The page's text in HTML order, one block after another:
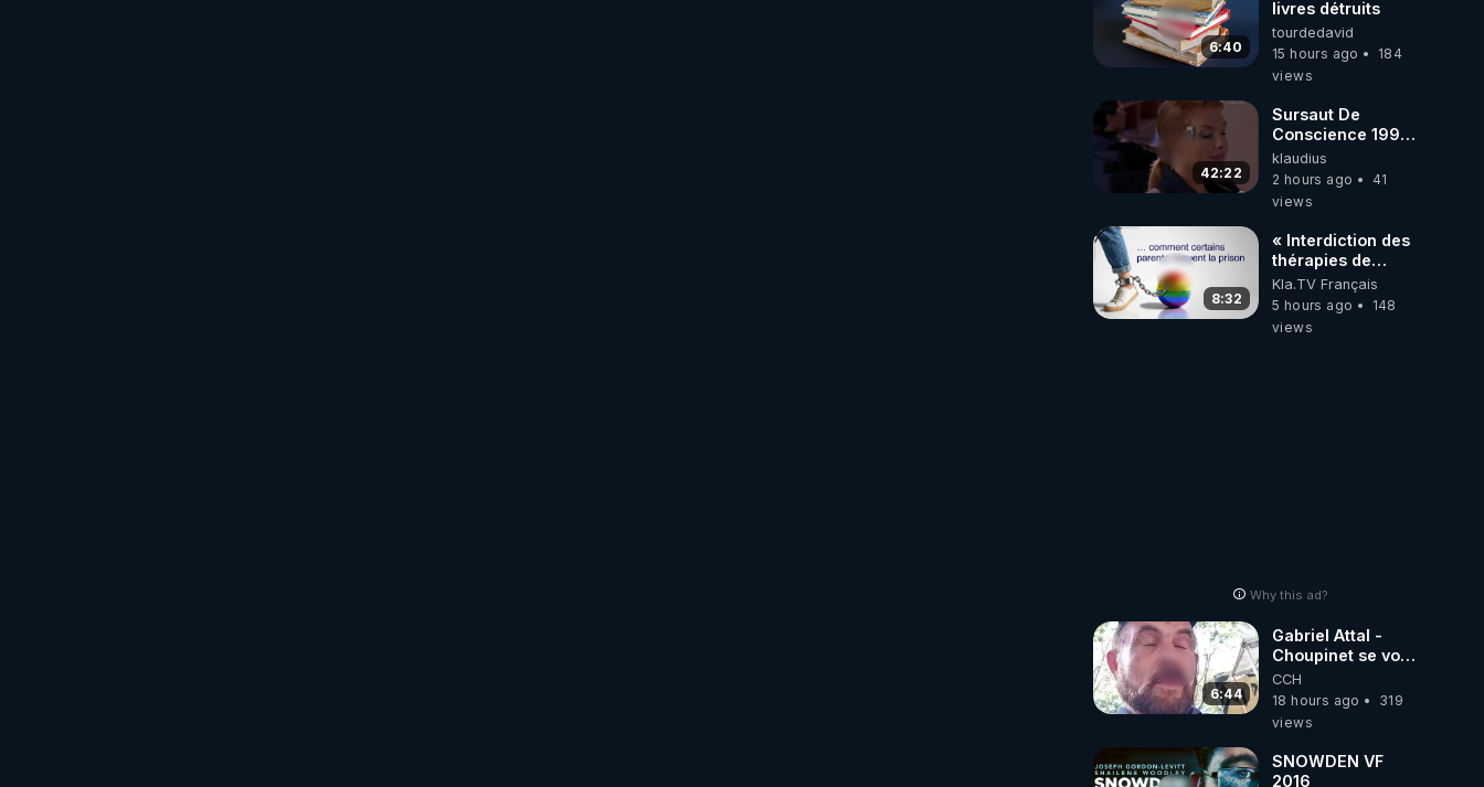
6:40
livres détruits
tourdedavid
15 hours ago
184
views
42:22
Sursaut De
Conscience 1998
- toujours
d'actualité ....Au
Dela Du Réel
klaudius
2 hours ago
41
views
8:32
« Interdiction des
thérapies de
conversion »
Kla.TV Français
5 hours ago
148
views
Why this ad?
6:44
Gabriel Attal -
Choupinet se voit
en haut de
l'affiche
CCH
18 hours ago
319
views
SNOWDEN VF
2016